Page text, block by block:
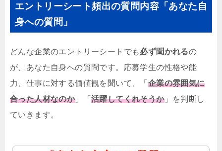
エントリーシート頻出の質問内容「あなた自
身への質問」
どんな企業のエントリーシートでも必ず聞かれるの
が、あなた自身への質問です。応募学生の性格や能
力、仕事に対する価値観を聞いて、「 企業の雰囲気に
合った人材なのか」「活躍してくれそうか」を判断し
ていきます。